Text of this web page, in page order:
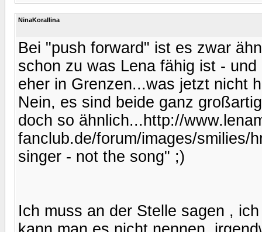
NinaKorallina
Bei "push forward" ist es zwar
schon zu was Lena fähig ist -
eher in Grenzen...was jetzt nicht
Nein, es sind beide ganz
doch so ähnlich...http://
fanclub.de/forum/images/smilies/
singer - not the song" ;)
Ich muss an der Stelle sagen ,